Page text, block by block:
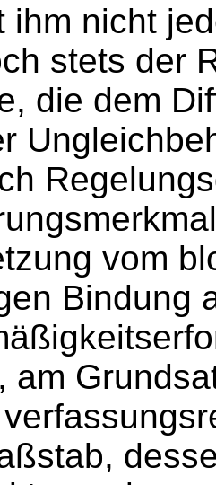
ihm nicht
stets der
die dem
vom
Bindung
am